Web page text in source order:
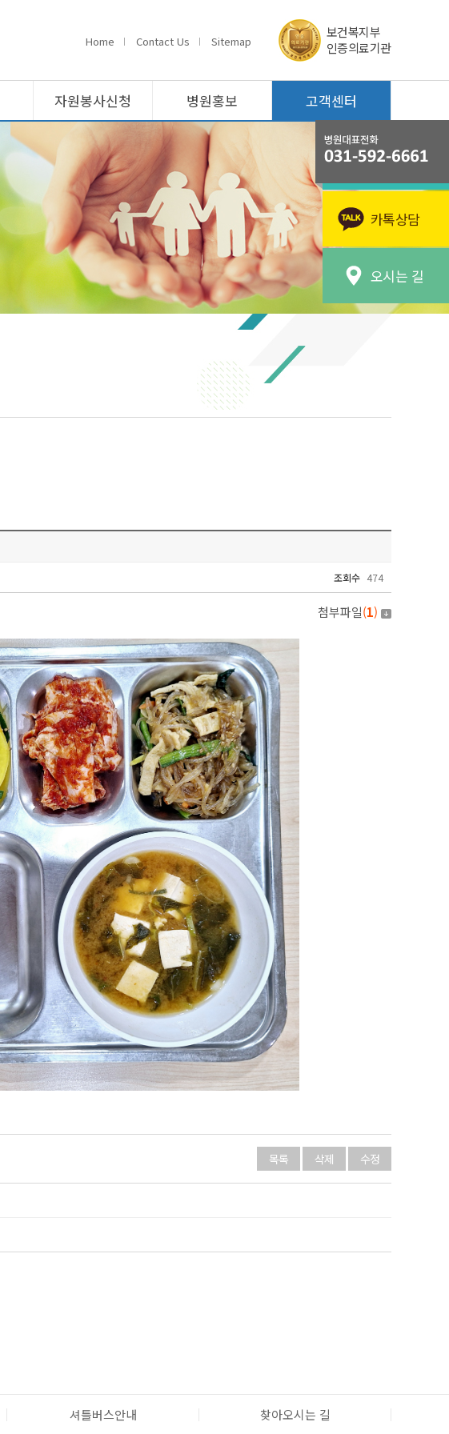
Home Contact Us Sitemap
보건복지부
인증의료기관
자원봉사신청 병원홍보 고객센터
조회수 474
첨부파일(1)
목록 삭제 수정
카톡상담
오시는 길
셔틀버스안내 찾아오시는 길